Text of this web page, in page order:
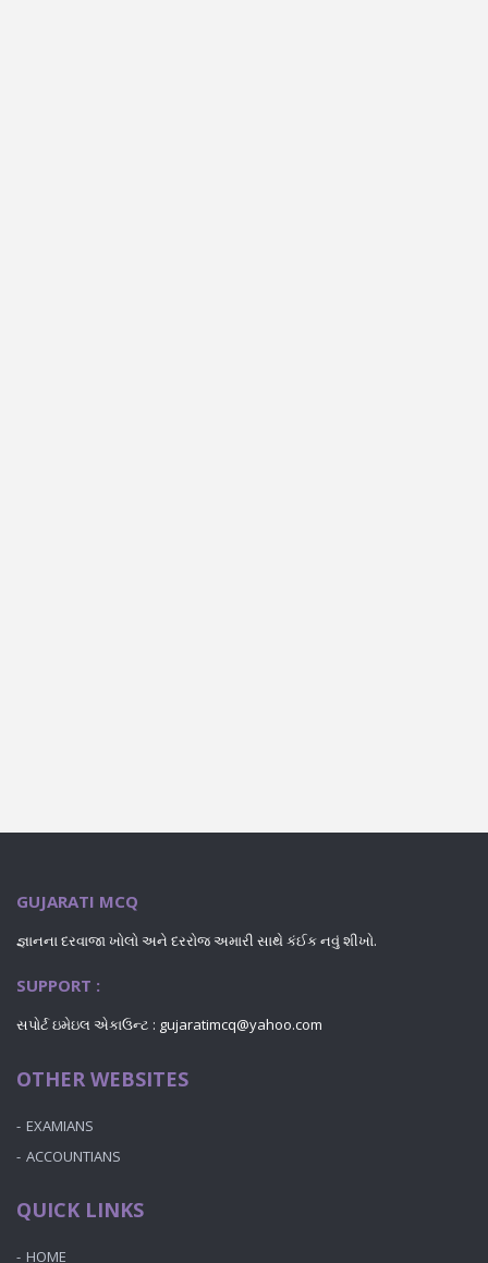
GUJARATI MCQ
જ્ઞાનના દરવાજા ખોલો અને દરરોજ અમારી સાથે કંઈક નવું શીખો.
SUPPORT :
સપોર્ટ ઇમેઇલ એકાઉન્ટ : gujaratimcq@yahoo.com
OTHER WEBSITES
EXAMIANS
ACCOUNTIANS
QUICK LINKS
HOME